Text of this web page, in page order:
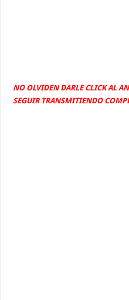
NO OLVIDEN DARLE CLICK AL
SEGUIR TRANSMITIENDO